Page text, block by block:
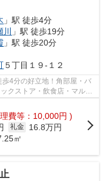
」駅 徒歩4分
川
」駅 徒歩19分
」駅 徒歩20分
５丁目１９-１２
4分の好立地！角部屋・バ
クストア・飲食店・マルイ
費等：10,000円 )
礼金
16.8万円
㎡